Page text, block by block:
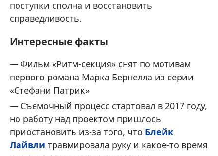
поступки сполна и восстановить
справедливость.
Интересные факты
Фильм «Ритм-секция» снят по мотивам
первого романа Марка Бернелла из серии
«Стефани Патрик»
Съемочный процесс стартовал в 2017 году,
но работу над проектом пришлось
приостановить из-за того, что Блейк
Лайвли травмировала руку и какое-то время